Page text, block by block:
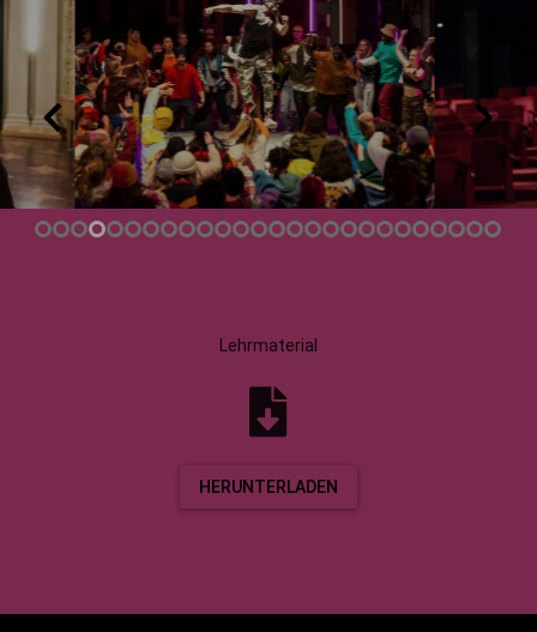
Lehrmaterial
HERUNTERLADEN